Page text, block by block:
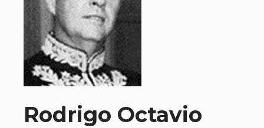
Rodrigo Octavio